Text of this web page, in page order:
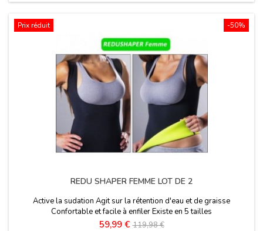
-50%
Prix réduit
REDU SHAPER FEMME LOT DE 2
Active la sudation Agit sur la rétention d'eau et de graisse
Confortable et facile à enfiler Existe en 5 tailles
Prix
59,99 € Prix
119,98 €